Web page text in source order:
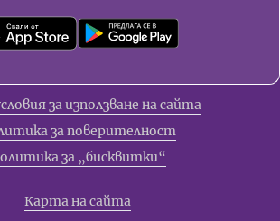
за използване на сайта
за поверителност
за „бисквитки“
Карта на сайта